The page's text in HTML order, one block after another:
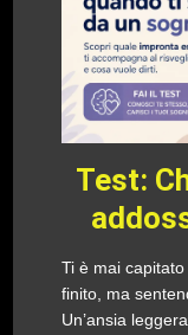
Test:
Ti è mai
finito, ma
Un’ansia